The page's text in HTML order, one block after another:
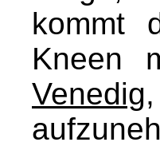
kommt
Kneen
Venedig